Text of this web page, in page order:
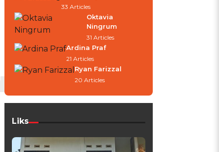
33 Articles
Oktavia
Ningrum
31 Articles
Ardina Praf
21 Articles
Ryan Farizzal
20 Articles
Liks